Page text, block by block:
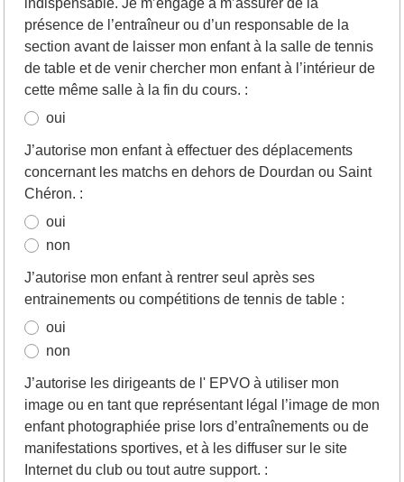
présence de l’entraîneur ou d’un responsable de la
section avant de laisser mon enfant à la salle de tennis
de table et de venir chercher mon enfant à l’intérieur de
cette même salle à la fin du cours. :
oui
J’autorise mon enfant à effectuer des déplacements
concernant les matchs en dehors de Dourdan ou Saint
Chéron. :
oui
non
J’autorise mon enfant à rentrer seul après ses
entrainements ou compétitions de tennis de table :
oui
non
J’autorise les dirigeants de l' EPVO à utiliser mon
image ou en tant que représentant légal l’image de mon
enfant photographiée prise lors d’entraînements ou de
manifestations sportives, et à les diffuser sur le site
Internet du club ou tout autre support. :